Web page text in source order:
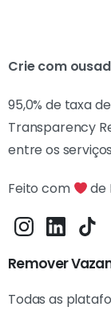
Crie com
95,0% de taxa
Transparency
entre os
Feito com de
Remover
Todas as